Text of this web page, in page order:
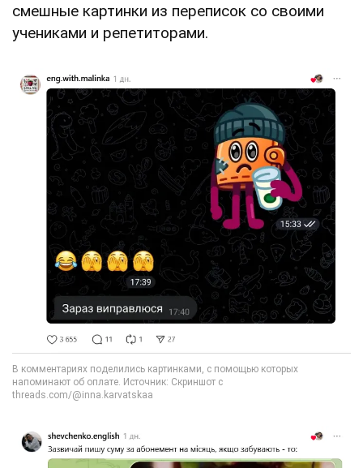
смешные картинки из переписок со своими
учениками и репетиторами.